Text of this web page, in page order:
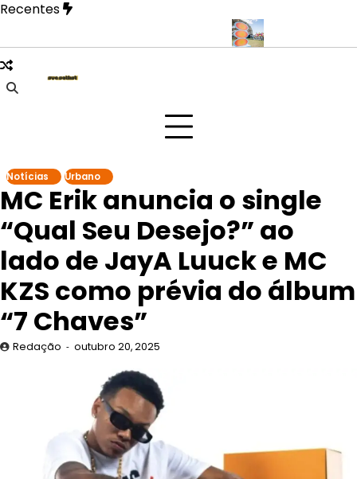
Skip
content
Recentes
fase mais íntima em novo EP
Notícias Urbano
MC Erik anuncia o single
“Qual Seu Desejo?” ao
lado de JayA Luuck e MC
KZS como prévia do álbum
“7 Chaves”
Redação outubro 20, 2025